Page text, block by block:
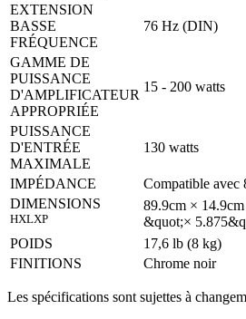
EXTENSION
BASSE
FRÉQUENCE
76 Hz (DIN)
GAMME DE
PUISSANCE
D'AMPLIFICATEUR
APPROPRIÉE
15 - 200 watts
PUISSANCE
D'ENTRÉE
MAXIMALE
130 watts
IMPÉDANCE
Compatible avec
DIMENSIONS
HXLXP
89.9cm ×
&quot;×
POIDS
17,6 lb (8 kg)
FINITIONS
Chrome noir
Les spécifications sont sujettes à